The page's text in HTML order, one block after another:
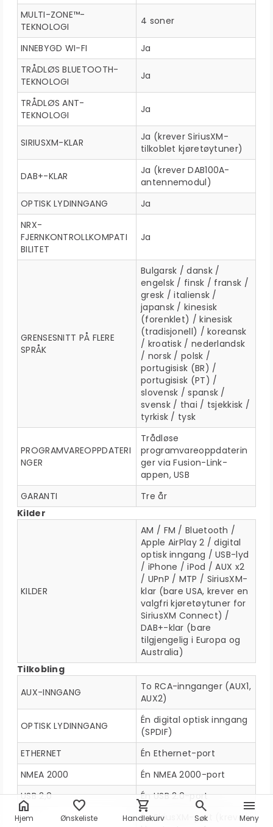
MULTI-ZONE™-
TEKNOLOGI
4 soner
INNEBYGD WI-FI
Ja
TRÅDLØS BLUETOOTH-
TEKNOLOGI
Ja
TRÅDLØS ANT-
TEKNOLOGI
Ja
SIRIUSXM-KLAR
Ja (krever SiriusXM-
tilkoblet kjøretøytuner)
DAB+-KLAR
Ja (krever DAB100A-
antennemodul)
OPTISK LYDINNGANG
Ja
NRX-
FJERNKONTROLLKOMPATI
BILITET
Ja
GRENSESNITT PÅ FLERE
SPRÅK
Bulgarsk / dansk /
engelsk / finsk / fransk /
gresk / italiensk /
japansk / kinesisk
(forenklet) / kinesisk
(tradisjonell) / koreansk
/ kroatisk / nederlandsk
/ norsk / polsk /
portugisisk (BR) /
portugisisk (PT) /
slovensk / spansk /
svensk / thai / tsjekkisk /
tyrkisk / tysk
PROGRAMVAREOPPDATERI
NGER
Trådløse
programvareoppdaterin
ger via Fusion-Link-
appen, USB
GARANTI
Tre år
Kilder
KILDER
AM / FM / Bluetooth /
Apple AirPlay 2 / digital
optisk inngang / USB-lyd
/ iPhone / iPod / AUX x2
/ UPnP / MTP / SiriusXM-
klar (bare USA, krever en
valgfri kjøretøytuner for
SiriusXM Connect) /
DAB+-klar (bare
tilgjengelig i Europa og
Australia)
Tilkobling
AUX-INNGANG
To RCA-innganger (AUX1,
AUX2)
OPTISK LYDINNGANG
Én digital optisk inngang
(SPDIF)
ETHERNET
Én Ethernet-port
NMEA 2000
Én NMEA 2000-port
USB 2,0
Én USB 2.0-port
Én SiriusXM-port (krever
home
Hjem
favorite
Ønskeliste
shopping_cart
Handlekurv
search
Søk
menu
Meny